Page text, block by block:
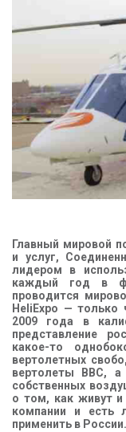
КОНТАКТЫ
Главный мировой
и услуг,
лидером в
каждый год в
проводится
HeliExpo — только
2009 года в
представление
какое-то
вертолетных
вертолеты ВВС, а
собственных
о том, как живут
компании и есть
применить в России.